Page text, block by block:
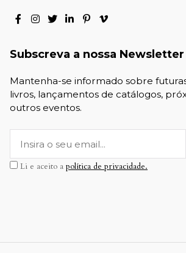
Subscreva a nossa Newsletter
Mantenha-se informado sobre
livros, lançamentos de catálogos,
outros eventos.
Li e aceito a política de privacidade.